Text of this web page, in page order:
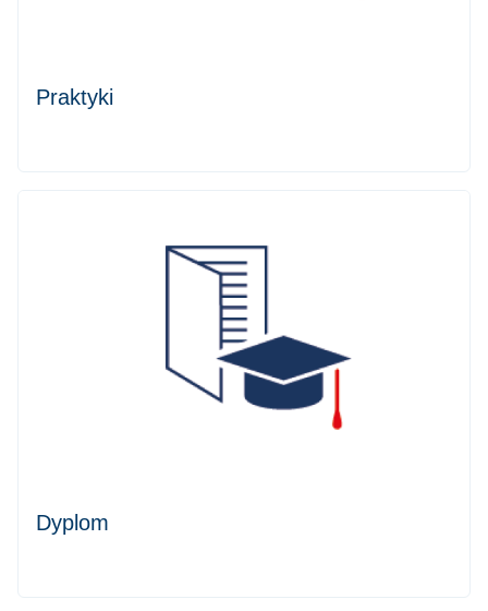
Praktyki
Dyplom